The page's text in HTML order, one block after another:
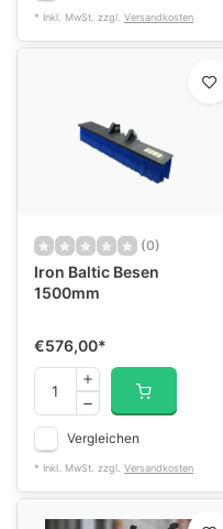
* Inkl. MwSt. zzgl. Versandkosten
(0)
Iron Baltic Besen
1500mm
€576,00*
Vergleichen
* Inkl. MwSt. zzgl. Versandkosten